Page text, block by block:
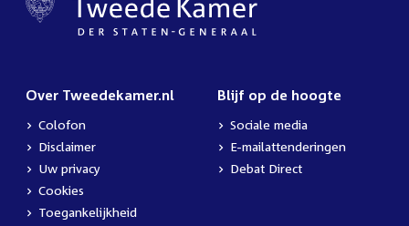
Over Tweedekamer.nl
Colofon
Disclaimer
Uw privacy
Cookies
Toegankelijkheid
Blijf op de hoogte
Sociale media
E-mailattenderingen
Debat Direct